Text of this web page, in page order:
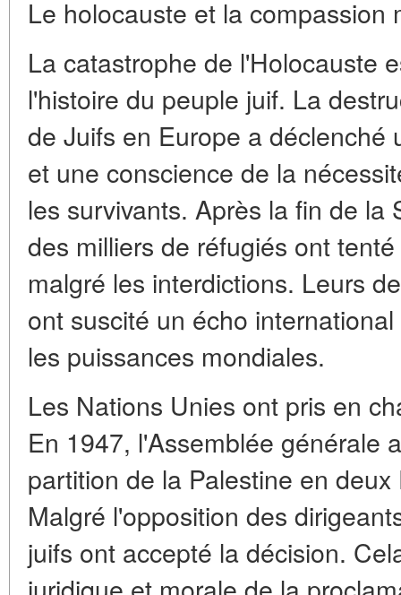
Le holocauste et la compassion
La catastrophe de l'Holocauste
l'histoire du peuple juif. La
de Juifs en Europe a déclenché
et une conscience de la
les survivants. Après la fin de la
des milliers de réfugiés ont
malgré les interdictions. Leurs
ont suscité un écho
les puissances mondiales.
Les Nations Unies ont pris en
En 1947, l'Assemblée générale
partition de la Palestine en
Malgré l'opposition des
juifs ont accepté la décision.